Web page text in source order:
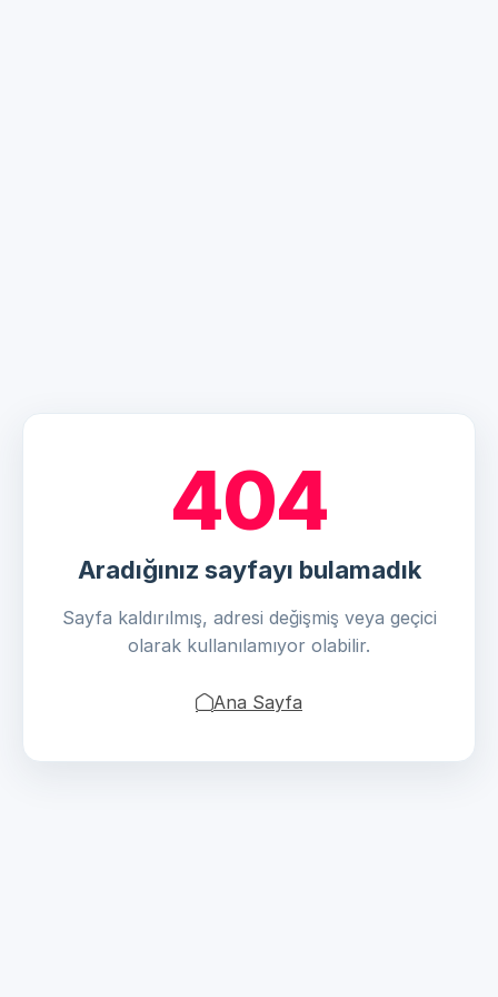
404
Aradığınız sayfayı bulamadık
Sayfa kaldırılmış, adresi değişmiş veya geçici
olarak kullanılamıyor olabilir.
Ana Sayfa